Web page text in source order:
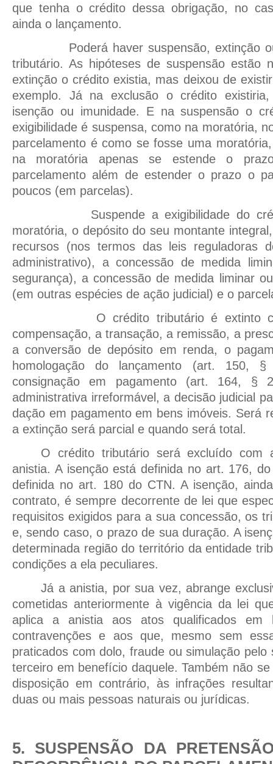
que tenha o crédito dessa obrigação, no
ainda o lançamento.
Poderá haver suspensão, extinção ou
tributário. As hipóteses de suspensão estão
extinção o crédito existia, mas deixou de
exemplo. Já na exclusão o crédito
isenção ou imunidade. E na suspensão o
exigibilidade é suspensa, como na moratória,
parcelamento é como se fosse uma
na moratória apenas se estende o
parcelamento além de estender o prazo o
poucos (em parcelas).
Suspende a exigibilidade do
moratória, o depósito do seu montante
recursos (nos termos das leis reguladoras
administrativo), a concessão de medida
segurança), a concessão de medida liminar
(em outras espécies de ação judicial) e o
O crédito tributário é extinto com
compensação, a transação, a remissão, a
a conversão de depósito em renda, o
homologação do lançamento (art. 150,
consignação em pagamento (art. 164, §
administrativa irreformável, a decisão judicial
dação em pagamento em bens imóveis. Será
a extinção será parcial e quando será total.
O crédito tributário será excluído com
anistia. A isenção está definida no art. 176,
definida no art. 180 do CTN. A isenção,
contrato, é sempre decorrente de lei que
requisitos exigidos para a sua concessão, os
e, sendo caso, o prazo de sua duração. A
determinada região do território da entidade
condições a ela peculiares.
Já a anistia, por sua vez, abrange
cometidas anteriormente à vigência da lei
aplica a anistia aos atos qualificados em
contravenções e aos que, mesmo sem
praticados com dolo, fraude ou simulação pelo
terceiro em benefício daquele. Também não
disposição em contrário, às infrações
duas ou mais pessoas naturais ou jurídicas.
5. SUSPENSÃO DA